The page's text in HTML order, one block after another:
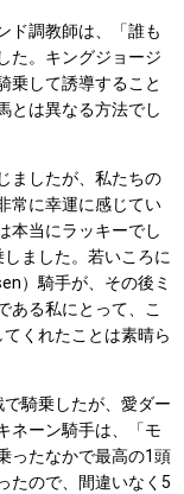
ド調教師は、「誰も
た。キングジョージ
乗して誘導すること
とは異なる方法でし
ましたが、私たちの
常に幸運に感じてい
本当にラッキーでし
ました。若いころに
）騎手が、その後ミ
ある私にとって、こ
くれたことは素晴ら
騎乗したが、愛ダー
ネーン騎手は、「モ
ったなかで最高の1頭
たので、間違いなく5